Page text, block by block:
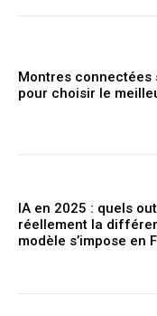
Montres connectées
pour choisir le
IA en 2025 : quels
réellement la
modèle s’impose en